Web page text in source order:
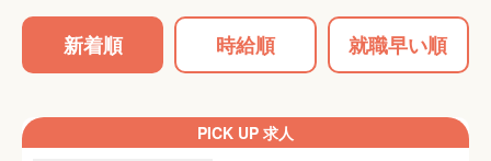
新着順 時給順 就職早い順
PICK UP 求人